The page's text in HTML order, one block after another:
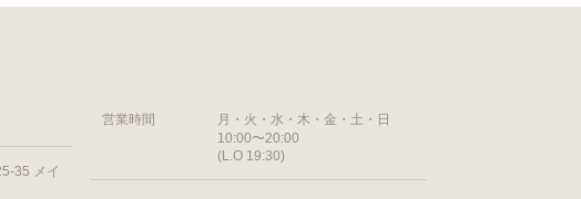
35 メイ
営業時間
月・火・水・木・金・土・日
10:00〜20:00
(L.O 19:30)